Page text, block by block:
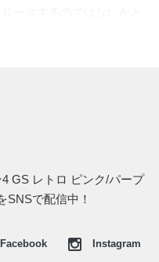
GS レトロ ピンク/パープ
SNSで配信中！
Facebook Instagram